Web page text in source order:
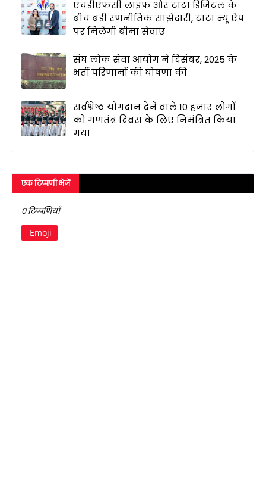
एचडीएफसी लाइफ और टाटा डिजिटल के
बीच बड़ी रणनीतिक साझेदारी, टाटा न्यू ऐप
पर मिलेंगी बीमा सेवाएं
संघ लोक सेवा आयोग ने दिसंबर, 2025 के
भर्ती परिणामों की घोषणा की
सर्वश्रेष्ठ योगदान देने वाले 10 हजार लोगों
को गणतंत्र दिवस के लिए निमंत्रित किया
गया
एक टिप्पणी भेजें
0 टिप्पणियाँ
Emoji